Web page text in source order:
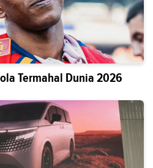
Termahal Dunia 2026